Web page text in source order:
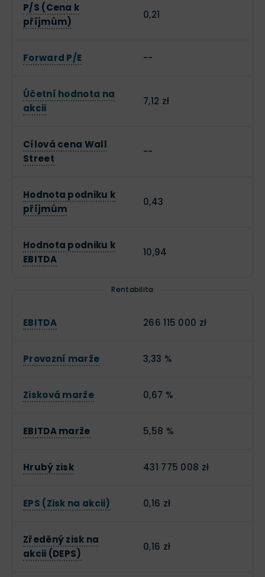
P/S (Cena k
příjmům)
0,21
Forward P/E --
Účetní hodnota na
akcii
7,12 zł
Cílová cena Wall
Street
--
Hodnota podniku k
příjmům
0,43
Hodnota podniku k
EBITDA
10,94
Rentabilita
EBITDA 266 115 000 zł
Provozní marže 3,33 %
Zisková marže 0,67 %
EBITDA marže 5,58 %
Hrubý zisk 431 775 008 zł
EPS (Zisk na akcii) 0,16 zł
Zředěný zisk na
akcii (DEPS)
0,16 zł